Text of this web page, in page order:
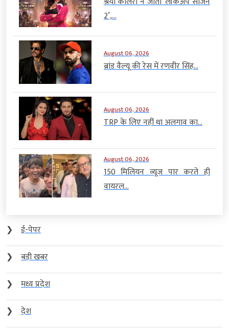
2’,...
August 06, 2026
ब्रांड वैल्यू की रेस में रणवीर सिंह...
August 06, 2026
TRP के लिए नहीं था अलगाव का...
August 06, 2026
150 मिलियन व्यूज पार करते ही
वायरल...
❯
ई-पेपर
❯
बड़ी खबर
❯
मध्य प्रदेश
❯
देश